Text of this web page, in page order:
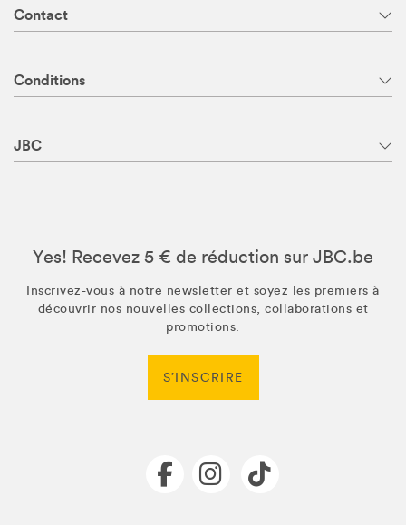
Contact
Conditions
JBC
Yes! Recevez 5 € de réduction sur JBC.be
Inscrivez-vous à notre newsletter et soyez les premiers à
découvrir nos nouvelles collections, collaborations et
promotions.
S’INSCRIRE